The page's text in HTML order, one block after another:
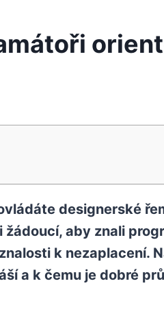
designerské
aby znali
k nezaplacení.
a k čemu je dobré